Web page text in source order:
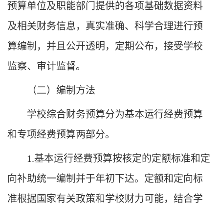
预算单位及职能部门提供的各项基础数据资料
及相关财务信息，真实准确、科学合理进行预
算编制，并且公开透明，定期公布，接受学校
监察、审计监督。
（二）编制方法
学校综合财务预算分为基本运行经费预算
和专项经费预算两部分。
1.基本运行经费预算按核定的定额标准和定
向补助统一编制并于年初下达。定额和定向标
准根据国家有关政策和学校财力可能，结合学